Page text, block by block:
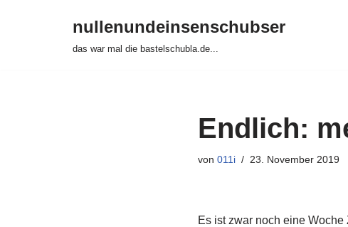
nullenundeinsenschubser
das war mal die bastelschubla.de...
Endlich:
von 011i 23. November 2019
Es ist zwar noch eine